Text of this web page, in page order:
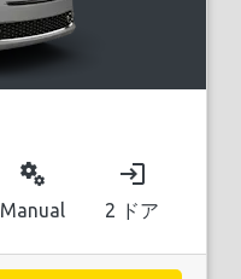
miscellaneous_services
Manual
login
2 ドア